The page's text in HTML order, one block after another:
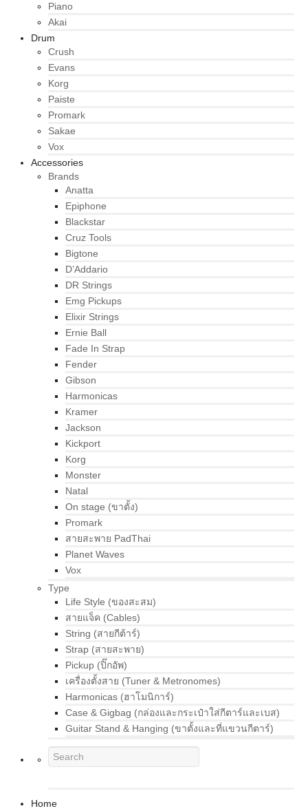
Piano
Akai
Drum
Crush
Evans
Korg
Paiste
Promark
Sakae
Vox
Accessories
Brands
Anatta
Epiphone
Blackstar
Cruz Tools
Bigtone
D’Addario
DR Strings
Emg Pickups
Elixir Strings
Ernie Ball
Fade In Strap
Fender
Gibson
Harmonicas
Kramer
Jackson
Kickport
Korg
Monster
Natal
On stage (ขาตั้ง)
Promark
สายสะพาย PadThai
Planet Waves
Vox
Type
Life Style (ของสะสม)
สายแจ็ค (Cables)
String (สายกีต้าร์)
Strap (สายสะพาย)
Pickup (ปิ๊กอัพ)
เครื่องตั้งสาย (Tuner & Metronomes)
Harmonicas (ฮาโมนิการ์)
Case & Gigbag (กล่องและกระเป๋าใส่กีตาร์และเบส)
Guitar Stand & Hanging (ขาตั้งและที่แขวนกีตาร์)
Home